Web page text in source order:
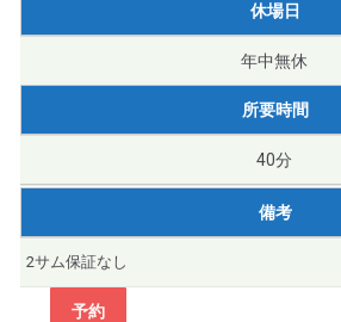
休場日
年中無休
所要時間
40分
備考
2サム保証なし
予約